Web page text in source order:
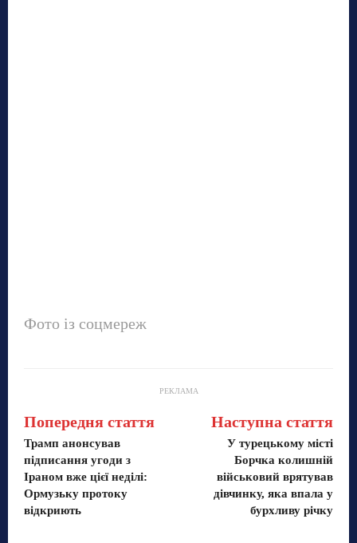
Фото із соцмереж
РЕКЛАМА
Попередня стаття
Трамп анонсував
підписання угоди з
Іраном вже цієї неділі:
Ормузьку протоку
відкриють
Наступна стаття
У турецькому місті
Борчка колишній
військовий врятував
дівчинку, яка впала у
бурхливу річку